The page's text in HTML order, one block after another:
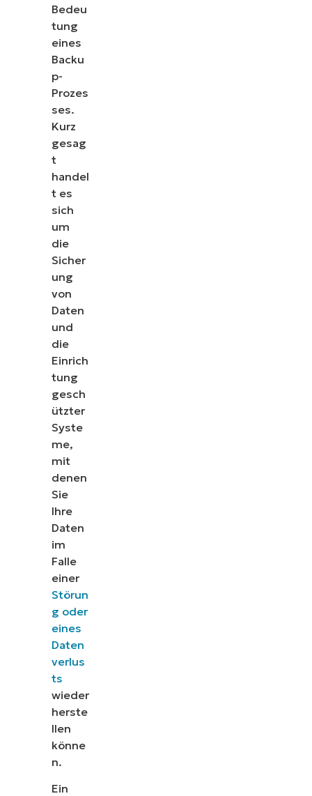
Bedeu
tung
eines
Backu
p-
Prozes
ses.
Kurz
gesag
t
handel
t es
sich
um
die
Sicher
ung
von
Daten
und
die
Einrich
tung
gesch
ützter
Syste
me,
mit
denen
Sie
Ihre
Daten
im
Falle
einer
Störun
g oder
eines
Daten
verlus
ts
wieder
herste
llen
könne
n.
Ein